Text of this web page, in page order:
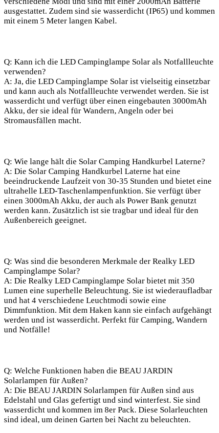
ausgestattet. Zudem sind sie wasserdicht (IP65) und kommen
mit einem 5 Meter langen Kabel.
Q: Kann ich die ‌LED Campinglampe Solar als Notfallleuchte
verwenden?
A:⁢ Ja, die LED Campinglampe Solar ‌ist vielseitig einsetzbar
und kann⁣ auch als Notfallleuchte verwendet werden. Sie ist​
wasserdicht und ⁤verfügt über einen eingebauten 3000mAh
Akku, der sie ideal für Wandern, Angeln oder bei
Stromausfällen macht.
Q: Wie lange hält ⁢die Solar Camping Handkurbel Laterne?
A: Die Solar Camping Handkurbel Laterne hat eine
beeindruckende Laufzeit von 30-35 Stunden und bietet eine
ultrahelle LED-Taschenlampenfunktion. Sie verfügt über
einen 3000mAh Akku,⁣ der ‍auch als Power Bank genutzt
werden kann.‍ Zusätzlich ist sie tragbar und ideal für den
Außenbereich geeignet.
Q: Was sind⁤ die​ besonderen Merkmale der Realky LED⁢
Campinglampe Solar?
A: Die Realky LED Campinglampe Solar bietet mit 350
Lumen eine superhelle Beleuchtung. Sie ist wiederaufladbar
und hat 4 verschiedene Leuchtmodi sowie eine
Dimmfunktion. ⁢Mit dem Haken kann sie einfach aufgehängt​
werden und ist‌ wasserdicht. Perfekt für Camping, Wandern
und Notfälle!
Q: Welche Funktionen ‍haben ⁤die BEAU⁢ JARDIN
Solarlampen für Außen?
A: Die BEAU ‌JARDIN Solarlampen für⁤ Außen sind aus
⁣Edelstahl und Glas gefertigt ‌und sind winterfest. Sie sind
wasserdicht und kommen im 8er Pack. Diese Solarleuchten​
sind ideal, um​ deinen ‌Garten bei Nacht zu beleuchten.